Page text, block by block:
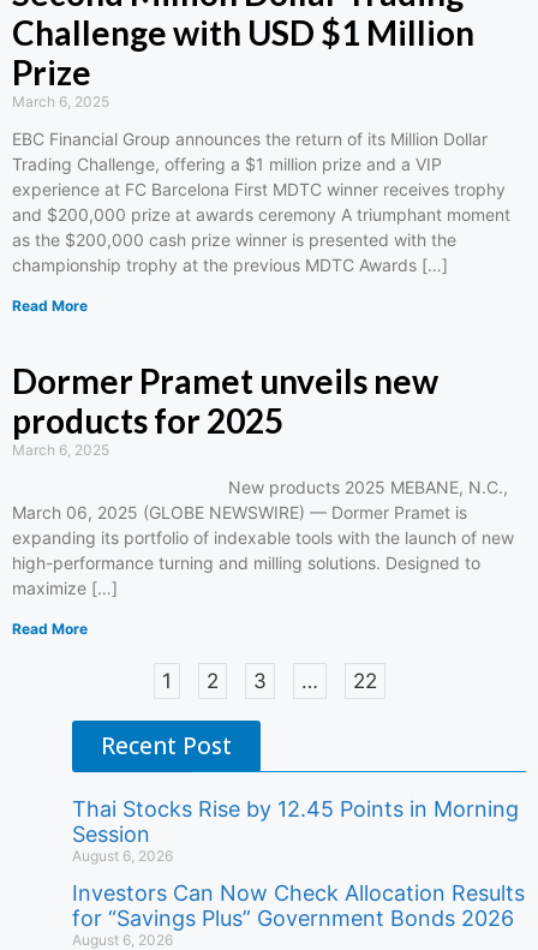
Challenge with USD $1 Million
Prize
March 6, 2025
EBC Financial Group announces the return of its Million Dollar
Trading Challenge, offering a $1 million prize and a VIP
experience at FC Barcelona First MDTC winner receives trophy
and $200,000 prize at awards ceremony A triumphant moment
as the $200,000 cash prize winner is presented with the
championship trophy at the previous MDTC Awards […]
Read More
Dormer Pramet unveils new
products for 2025
March 6, 2025
New products 2025 MEBANE, N.C.,
March 06, 2025 (GLOBE NEWSWIRE) — Dormer Pramet is
expanding its portfolio of indexable tools with the launch of new
high-performance turning and milling solutions. Designed to
maximize […]
Read More
1 2 3 … 22
Recent Post
Thai Stocks Rise by 12.45 Points in Morning
Session
August 6, 2026
Investors Can Now Check Allocation Results
for “Savings Plus” Government Bonds 2026
August 6, 2026